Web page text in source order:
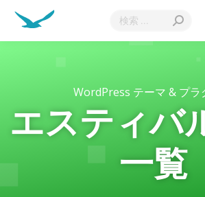
WordPress テーマ & プラ
エスティバ
一覧